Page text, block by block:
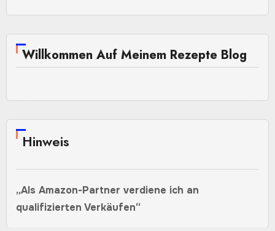
Willkommen Auf Meinem Rezepte Blog
Hinweis
„Als Amazon-Partner verdiene ich an
qualifizierten Verkäufen“